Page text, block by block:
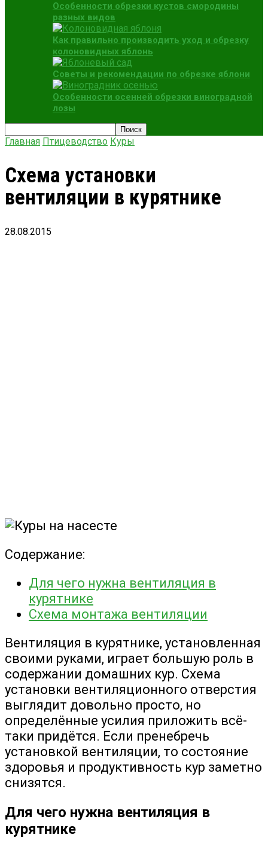
Особенности обрезки кустов смородины
разных видов
Как правильно производить уход и обрезку
колоновидных яблонь
Советы и рекомендации по обрезке яблони
Особенности осенней обрезки виноградной
лозы
Главная Птицеводство Куры
Схема установки
вентиляции в курятнике
28.08.2015
Содержание:
Для чего нужна вентиляция в
курятнике
Схема монтажа вентиляции
Вентиляция в курятнике, установленная
своими руками, играет большую роль в
содержании домашних кур. Схема
установки вентиляционного отверстия
выглядит довольно просто, но
определённые усилия приложить всё-
таки придётся. Если пренебречь
установкой вентиляции, то состояние
здоровья и продуктивность кур заметно
снизятся.
Для чего нужна вентиляция в
курятнике